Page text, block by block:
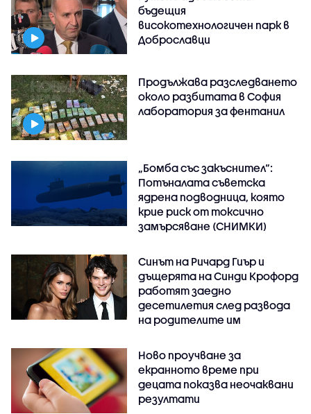
бъдещия
високотехнологичен парк в
Доброславци
Продължава разследването
около разбитата в София
лаборатория за фентанил
„Бомба със закъснител“:
Потъналата съветска
ядрена подводница, която
крие риск от токсично
замърсяване (СНИМКИ)
Синът на Ричард Гиър и
дъщерята на Синди Крофорд
работят заедно
десетилетия след развода
на родителите им
Ново проучване за
екранното време при
децата показва неочаквани
резултати